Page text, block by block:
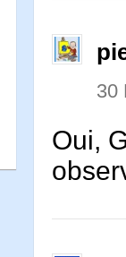
30
Oui,